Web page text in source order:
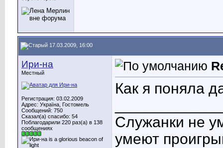
17.03.2009, 16:00
Ири-на
Местный
Регистрация: 03.02.2009
Адрес: Україна, Гостомель
Сообщений: 750
Сказал(а) спасибо: 54
Поблагодарили 220 раз(а) в 138
сообщениях
Как я поняла
Служанки не
умеют